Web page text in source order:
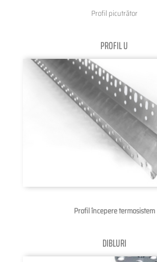
Profil picutrător
PROFIL U
Profil începere termosistem
DIBLURI